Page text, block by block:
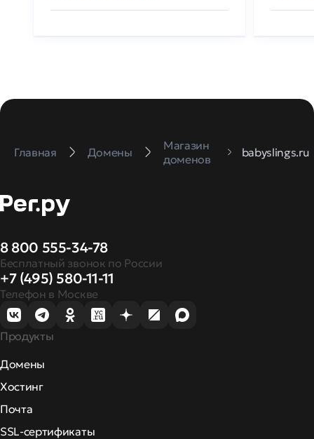
Главная Домены
Магазин
доменов
babyslings.ru
8 800 555-34-78
Бесплатный звонок по России
+7 (495) 580-11-11
Телефон в Москве
Продукты
Домены
Хостинг
Почта
SSL-сертификаты